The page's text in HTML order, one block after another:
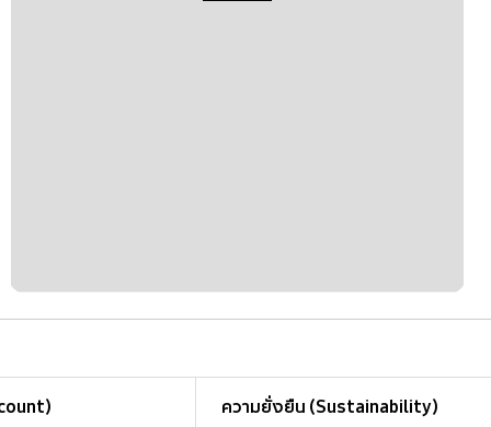
ความยั่งยืน (Sustainability)